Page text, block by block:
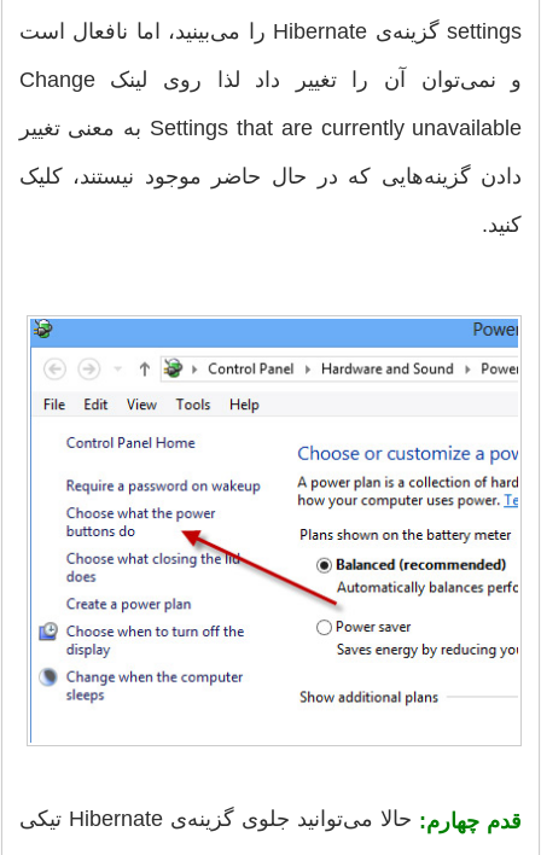
settings گزینه‌ی Hibernate را می‌بینید، اما نافعال است
و نمی‌توان آن را تغییر داد لذا روی لینک Change
Settings that are currently unavailable به معنی تغییر
دادن گزینه‌هایی که در حال حاضر موجود نیستند، کلیک
کنید.
قدم چهارم: حالا می‌توانید جلوی گزینه‌ی Hibernate تیکی